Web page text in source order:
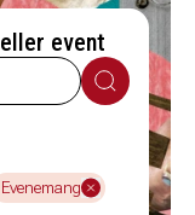
event
Sök
Evenemang